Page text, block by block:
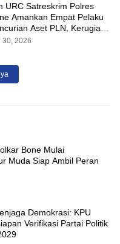
URC Satreskrim Polres
Amankan Empat Pelaku
Aset PLN, Kerugian
Capai Rp 3 Milyar
30, 2026
Bone Mulai
Muda Siap Ambil Peran
Demokrasi: KPU
Verifikasi Partai Politik